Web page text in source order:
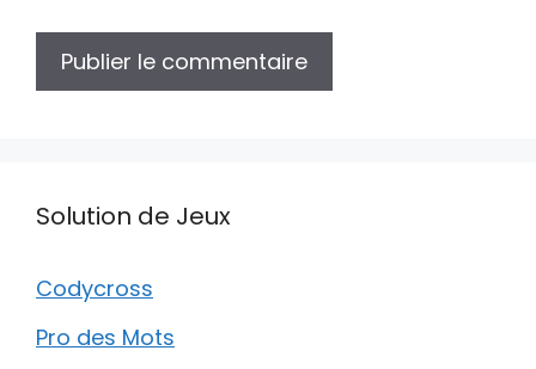
Solution de Jeux
Codycross
Pro des Mots